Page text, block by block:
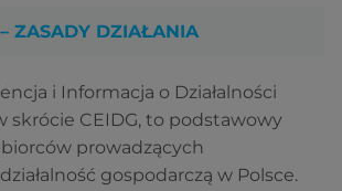
ZASADY DZIAŁANIA
i Informacja o Działalności
skrócie CEIDG, to podstawowy
prowadzących
gospodarczą w Polsce.